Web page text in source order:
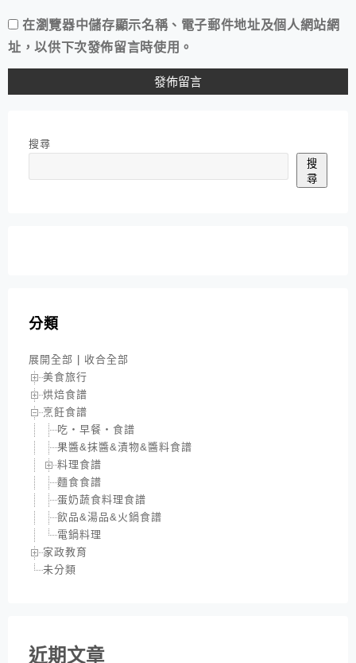
在瀏覽器中儲存顯示名稱、電子郵件地址及個人網站網
址，以供下次發佈留言時使用。
搜尋
搜
尋
分類
展開全部
收合全部
美食旅行
烘焙食譜
烹飪食譜
吃‧早餐‧食譜
果醬&抹醬&漬物&醬料食譜
料理食譜
麵食食譜
蛋奶蔬食料理食譜
飲品&湯品&火鍋食譜
電鍋料理
家政教育
未分類
近期文章